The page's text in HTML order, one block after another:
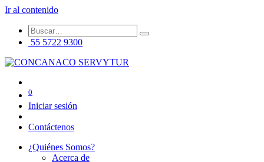
Ir al contenido
55 5722 9300
0
Iniciar sesión
Contáctenos
¿Quiénes Somos?
Acerca de